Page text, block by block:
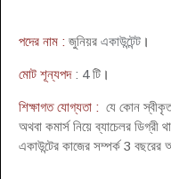
পদের নাম : জুনিয়র একাউন্টেন্ট ।
মোট শূন্যপদ: 4টি ।
শিক্ষাগত যোগ্যতা : যে কোন স্বীকৃত
অথবা কমার্স নিয়ে ব্যাচেলর ডিগ্রী
একাউন্টের কাজের সম্পর্ক 3 বছরের